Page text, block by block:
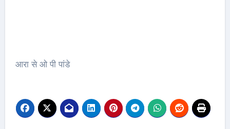
आरा से ओ पी पांडे